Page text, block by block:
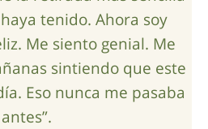
tenido. Ahora soy
Me siento genial. Me
sintiendo que este
Eso nunca me pasaba
antes”.